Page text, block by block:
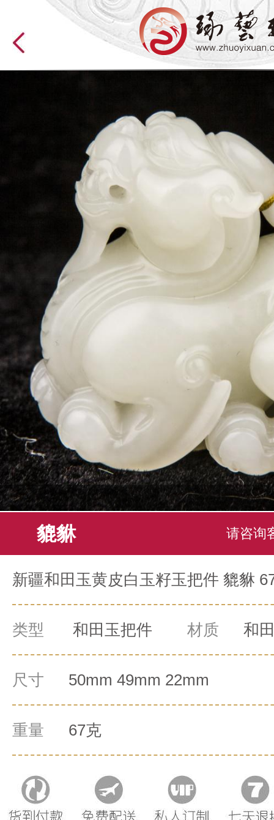
貔貅 请咨询
新疆和田玉黄皮白玉籽玉把件 貔貅
类型 和田玉把件 材质 和
尺寸 50mm 49mm 22mm
重量 67克